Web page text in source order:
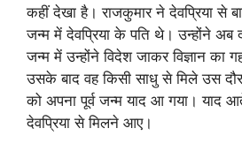
कहीं देखा है। राजकुमार ने देवप्रिया से
जन्म में देवप्रिया के पति थे। उन्होंने अब
जन्म में उन्होंने विदेश जाकर विज्ञान का
उसके बाद वह किसी साधु से मिले उस
को अपना पूर्व जन्म याद आ गया। याद
देवप्रिया से मिलने आए।